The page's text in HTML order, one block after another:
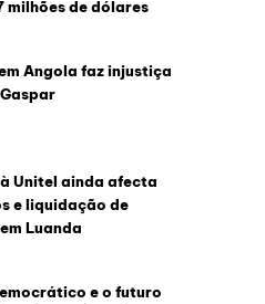
milhões de dólares
Angola faz injustiça
Unitel ainda afecta
e liquidação de
Luanda
e o futuro